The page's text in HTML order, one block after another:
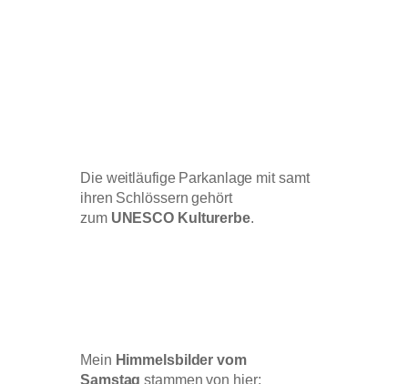
Die weitläufige Parkanlage mit samt
ihren Schlössern gehört
zum UNESCO Kulturerbe.
Mein Himmelsbilder vom
Samstag stammen von hier: